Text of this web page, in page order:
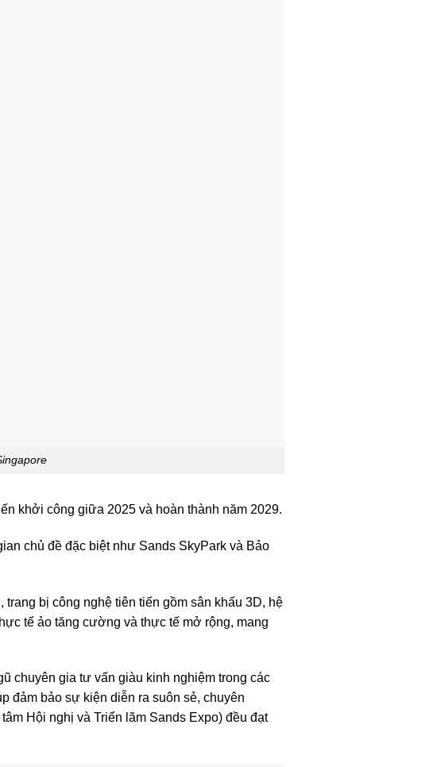
khởi công giữa 2025 và hoàn thành năm 2029.
chủ đề đặc biệt như Sands SkyPark và Bảo
bị công nghệ tiên tiến gồm sân khấu 3D, hệ
tế ảo tăng cường và thực tế mở rộng, mang
chuyên gia tư vấn giàu kinh nghiệm trong các
đảm bảo sự kiện diễn ra suôn sẻ, chuyên
Hội nghị và Triển lãm Sands Expo) đều đạt